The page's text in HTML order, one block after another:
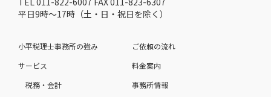
平日9時～17時（土・日・祝日を除く）
小平税理士事務所の強み
サービス
税務・会計
ご依頼の流れ
料金案内
事務所情報